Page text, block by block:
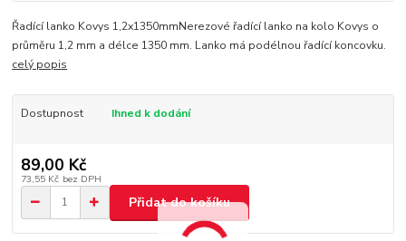
Řadící lanko Kovys 1,2x1350mmNerezové řadící lanko na kolo Kovys o
průměru 1,2 mm a délce 1350 mm. Lanko má podélnou řadící koncovku.
celý popis
Dostupnost Ihned k dodání
89,00 Kč
73,55 Kč bez DPH
Přidat do košíku